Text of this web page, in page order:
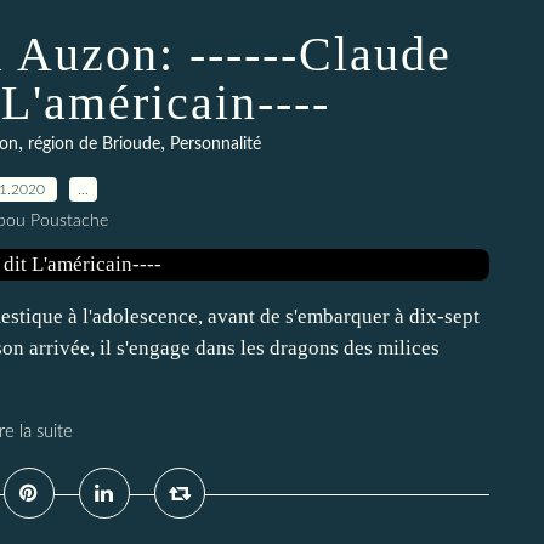
Auzon: ------Claude
, région de Brioude, Personnalité
Poustache
à l'adolescence, avant de s'embarquer à dix-sept
arrivée, il s'engage dans les dragons des milices
la suite